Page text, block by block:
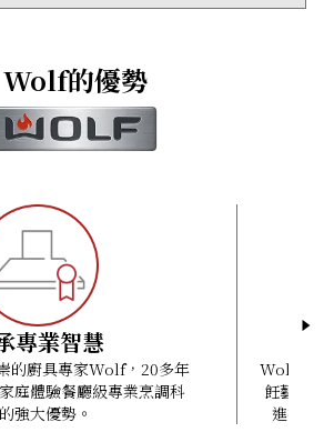
1/2吋）內螺紋
Side Table Installation Guide
Installation Instructions
Use and Care Guide
Wolf的優勢
專業智慧
的廚具專家Wolf，20多年
庭體驗餐廳級專業烹調科
強大優勢。
Wolf 廚
飪藝術
進技術